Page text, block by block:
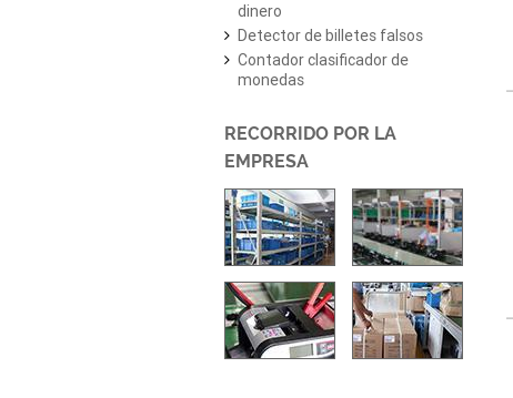
dinero
Detector de billetes falsos
Contador clasificador de
monedas
RECORRIDO POR LA
EMPRESA